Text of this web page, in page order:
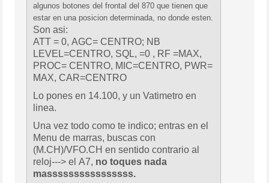
algunos botones del frontal del 870 que tienen que
estar en una posicion determinada, no donde esten.
Son asi:
ATT = 0, AGC= CENTRO; NB
LEVEL=CENTRO, SQL, =0 , RF =MAX,
PROC= CENTRO, MIC=CENTRO, PWR=
MAX, CAR=CENTRO
Lo pones en 14.100, y un Vatimetro en
linea.
Una vez todo como te indico; entras en el
Menu de marras, buscas con
(M.CH)/VFO.CH en sentido contrario al
reloj---> el A7, no toques nada
massssssssssssssss.